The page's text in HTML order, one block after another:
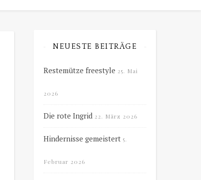
NEUESTE BEITRÄGE
Restemütze freestyle 25. Mai
2026
Die rote Ingrid 22. März 2026
Hindernisse gemeistert 5.
Februar 2026